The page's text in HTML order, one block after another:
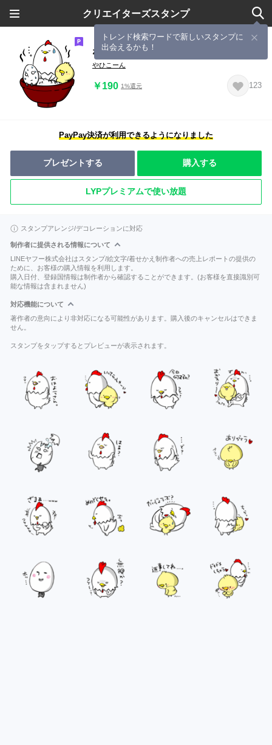
クリエイターズスタンプ
トレンド検索ワードで新しいスタンプに
出会えるかも！
なんだかんだで親子丼
やひこーん
￥190 1%還元 123
PayPay決済が利用できるようになりました
プレゼントする 購入する
LYPプレミアムで使い放題
スタンプアレンジ/デコレーションに対応
制作者に提供される情報について
LINEヤフー株式会社はスタンプ/絵文字/着せかえ制作者への売上レポートの提供の
ために、お客様の購入情報を利用します。
購入日付、登録国情報は制作者から確認することができます。(お客様を直接識別可
能な情報は含まれません)
対応機能について
著作者の意向により非対応になる可能性があります。購入後のキャンセルはできま
せん。
スタンプをタップするとプレビューが表示されます。